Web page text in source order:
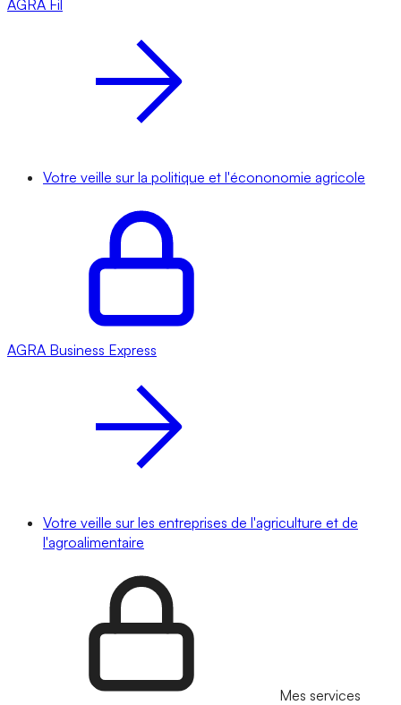
AGRA Fil
Votre veille sur la politique et l'écononomie agricole
AGRA Business Express
Votre veille sur les entreprises de l'agriculture et de
l'agroalimentaire
Mes services